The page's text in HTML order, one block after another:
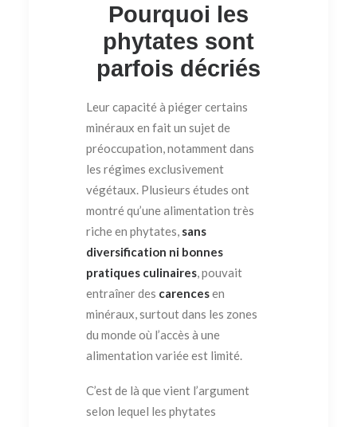
Pourquoi les
phytates sont
parfois décriés
Leur capacité à piéger certains
minéraux en fait un sujet de
préoccupation, notamment dans
les régimes exclusivement
végétaux. Plusieurs études ont
montré qu’une alimentation très
riche en phytates, sans
diversification ni bonnes
pratiques culinaires, pouvait
entraîner des carencesen
minéraux, surtout dans les zones
du monde où l’accès à une
alimentation variée est limité.
C’est de là que vient l’argument
selon lequel les phytates